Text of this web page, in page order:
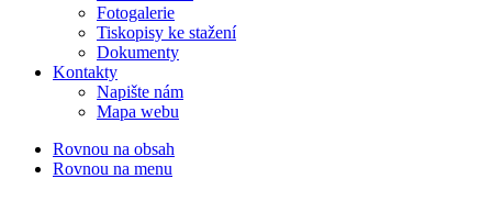
Fotogalerie
Tiskopisy ke stažení
Dokumenty
Kontakty
Napište nám
Mapa webu
Rovnou na obsah
Rovnou na menu